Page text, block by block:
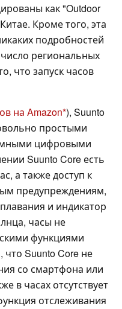
как "Outdoor
Кроме того, эта
подробностей
региональных
что запуск часов
на Amazon ), Suunto
простыми
цифровыми
Suunto Core есть
а также доступ к
предупреждениям,
и индикатор
часы не
функциями
что Suunto Core не
со смартфона или
в часах отсутствует
отслеживания